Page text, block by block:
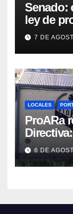
Senado:
ley de
tuvo que
7 DE
LOCALES
ProARa
el nuevo
6 DE